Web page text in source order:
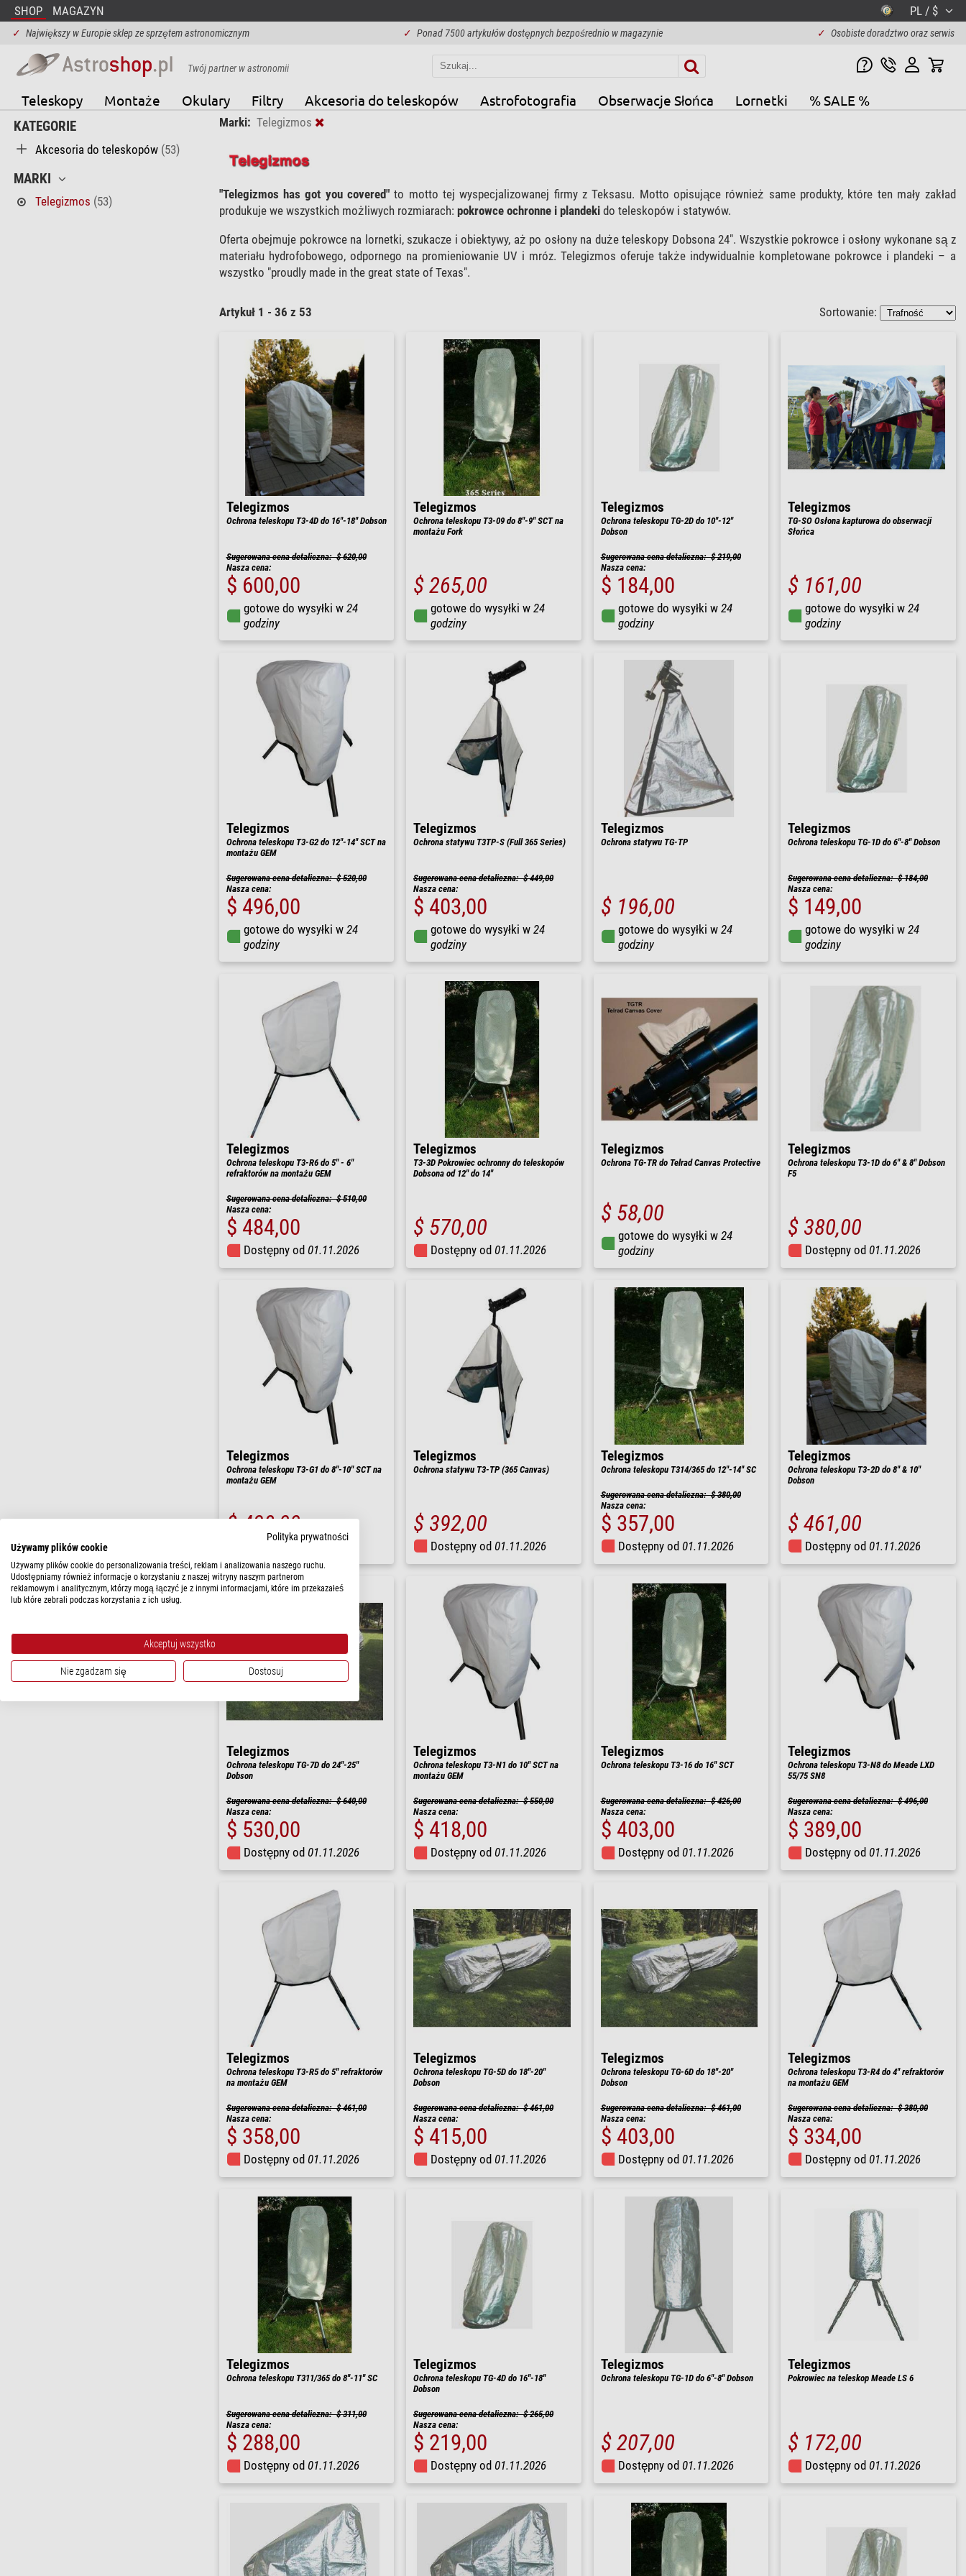
SHOP MAGAZYN PL / $
✓ Największy w Europie sklep ze sprzętem astronomicznym ✓ Ponad 7500 artykułów dostępnych bezpośrednio w magazynie ✓ Osobiste doradztwo oraz serwis
Twój partner w astronomii
Teleskopy Montaże Okulary Filtry Akcesoria do teleskopów Astrofotografia Obserwacje Słońca Lornetki % SALE %
KATEGORIE
Akcesoria do teleskopów (53)
MARKI
Telegizmos (53)
Marki: Telegizmos
"Telegizmos has got you covered"to motto tej wyspecjalizowanej firmy z Teksasu. Motto opisujące również same produkty, które ten mały zakład
produkuje we wszystkich możliwych rozmiarach: pokrowce ochronne i plandekido teleskopów i statywów.
Oferta obejmuje pokrowce na lornetki, szukacze i obiektywy, aż po osłony na duże teleskopy Dobsona 24". Wszystkie pokrowce i osłony wykonane są z
materiału hydrofobowego, odpornego na promieniowanie UV i mróz. Telegizmos oferuje także indywidualnie kompletowane pokrowce i plandeki – a
wszystko "proudly made in the great state of Texas".
Artykuł 1 - 36 z 53 Sortowanie:
Telegizmos
Ochrona teleskopu T3-4D do 16"-18" Dobson
Sugerowana cena detaliczna: $ 620,00
Nasza cena:
$ 600,00
gotowe do wysyłki w 24
godziny
Telegizmos
Ochrona teleskopu T3-09 do 8"-9" SCT na
montażu Fork
$ 265,00
gotowe do wysyłki w 24
godziny
Telegizmos
Ochrona teleskopu TG-2D do 10"-12"
Dobson
Sugerowana cena detaliczna: $ 219,00
Nasza cena:
$ 184,00
gotowe do wysyłki w 24
godziny
Telegizmos
TG-SO Osłona kapturowa do obserwacji
Słońca
$ 161,00
gotowe do wysyłki w 24
godziny
Telegizmos
Ochrona teleskopu T3-G2 do 12"-14" SCT na
montażu GEM
Sugerowana cena detaliczna: $ 520,00
Nasza cena:
$ 496,00
gotowe do wysyłki w 24
godziny
Telegizmos
Ochrona statywu T3TP-S (Full 365 Series)
Sugerowana cena detaliczna: $ 449,00
Nasza cena:
$ 403,00
gotowe do wysyłki w 24
godziny
Telegizmos
Ochrona statywu TG-TP
$ 196,00
gotowe do wysyłki w 24
godziny
Telegizmos
Ochrona teleskopu TG-1D do 6"-8" Dobson
Sugerowana cena detaliczna: $ 184,00
Nasza cena:
$ 149,00
gotowe do wysyłki w 24
godziny
Telegizmos
Ochrona teleskopu T3-R6 do 5" - 6"
refraktorów na montażu GEM
Sugerowana cena detaliczna: $ 510,00
Nasza cena:
$ 484,00
Dostępny od 01.11.2026
Telegizmos
T3-3D Pokrowiec ochronny do teleskopów
Dobsona od 12" do 14"
$ 570,00
Dostępny od 01.11.2026
Telegizmos
Ochrona TG-TR do Telrad Canvas Protective
$ 58,00
gotowe do wysyłki w 24
godziny
Telegizmos
Ochrona teleskopu T3-1D do 6" & 8" Dobson
F5
$ 380,00
Dostępny od 01.11.2026
Telegizmos
Ochrona teleskopu T3-G1 do 8"-10" SCT na
montażu GEM
$ 438,00
Dostępny od 01.11.2026
Telegizmos
Ochrona statywu T3-TP (365 Canvas)
$ 392,00
Dostępny od 01.11.2026
Telegizmos
Ochrona teleskopu T314/365 do 12"-14'' SC
Sugerowana cena detaliczna: $ 380,00
Nasza cena:
$ 357,00
Dostępny od 01.11.2026
Telegizmos
Ochrona teleskopu T3-2D do 8" & 10"
Dobson
$ 461,00
Dostępny od 01.11.2026
Telegizmos
Ochrona teleskopu TG-7D do 24"-25"
Dobson
Sugerowana cena detaliczna: $ 640,00
Nasza cena:
$ 530,00
Dostępny od 01.11.2026
Telegizmos
Ochrona teleskopu T3-N1 do 10" SCT na
montażu GEM
Sugerowana cena detaliczna: $ 550,00
Nasza cena:
$ 418,00
Dostępny od 01.11.2026
Telegizmos
Ochrona teleskopu T3-16 do 16'' SCT
Sugerowana cena detaliczna: $ 426,00
Nasza cena:
$ 403,00
Dostępny od 01.11.2026
Telegizmos
Ochrona teleskopu T3-N8 do Meade LXD
55/75 SN8
Sugerowana cena detaliczna: $ 496,00
Nasza cena:
$ 389,00
Dostępny od 01.11.2026
Telegizmos
Ochrona teleskopu T3-R5 do 5" refraktorów
na montażu GEM
Sugerowana cena detaliczna: $ 461,00
Nasza cena:
$ 358,00
Dostępny od 01.11.2026
Telegizmos
Ochrona teleskopu TG-5D do 18"-20"
Dobson
Sugerowana cena detaliczna: $ 461,00
Nasza cena:
$ 415,00
Dostępny od 01.11.2026
Telegizmos
Ochrona teleskopu TG-6D do 18"-20"
Dobson
Sugerowana cena detaliczna: $ 461,00
Nasza cena:
$ 403,00
Dostępny od 01.11.2026
Telegizmos
Ochrona teleskopu T3-R4 do 4" refraktorów
na montażu GEM
Sugerowana cena detaliczna: $ 380,00
Nasza cena:
$ 334,00
Dostępny od 01.11.2026
Telegizmos
Ochrona teleskopu T311/365 do 8''-11'' SC
Sugerowana cena detaliczna: $ 311,00
Nasza cena:
$ 288,00
Dostępny od 01.11.2026
Telegizmos
Ochrona teleskopu TG-4D do 16''-18''
Dobson
Sugerowana cena detaliczna: $ 265,00
Nasza cena:
$ 219,00
Dostępny od 01.11.2026
Telegizmos
Ochrona teleskopu TG-1D do 6"-8" Dobson
$ 207,00
Dostępny od 01.11.2026
Telegizmos
Pokrowiec na teleskop Meade LS 6
$ 172,00
Dostępny od 01.11.2026
Polityka prywatności
Używamy plików cookie
Używamy plików cookie do personalizowania treści, reklam i analizowania naszego ruchu.
Udostępniamy również informacje o korzystaniu z naszej witryny naszym partnerom
reklamowym i analitycznym, którzy mogą łączyć je z innymi informacjami, które im przekazałeś
lub które zebrali podczas korzystania z ich usług.
Akceptuj wszystko
Nie zgadzam się Dostosuj